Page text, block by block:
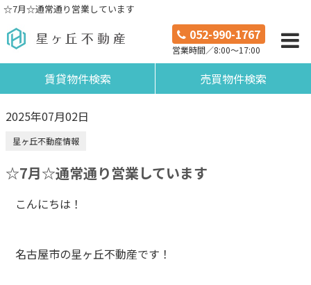
☆7月☆通常通り営業しています
052-990-1767
営業時間／8:00～17:00
賃貸物件検索 売買物件検索
2025年07月02日
星ヶ丘不動産情報
☆7月☆通常通り営業しています
こんにちは！
名古屋市の星ヶ丘不動産です！